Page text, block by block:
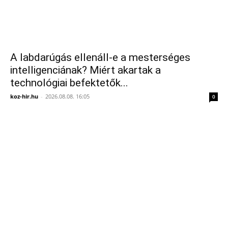
A labdarúgás ellenáll-e a mesterséges
intelligenciának? Miért akartak a
technológiai befektetők...
koz-hir.hu - 2026.08.08. 16:05 0